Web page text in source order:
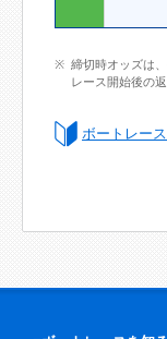
締切時オッズは
レース開始後の
ボートレー